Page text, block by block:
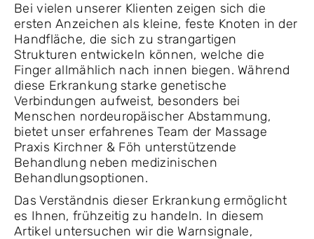
Bei vielen unserer Klienten zeigen sich die
ersten Anzeichen als kleine, feste Knoten in der
Handfläche, die sich zu strangartigen
Strukturen entwickeln können, welche die
Finger allmählich nach innen biegen. Während
diese Erkrankung starke genetische
Verbindungen aufweist, besonders bei
Menschen nordeuropäischer Abstammung,
bietet unser erfahrenes Team der Massage
Praxis Kirchner & Föh unterstützende
Behandlung neben medizinischen
Behandlungsoptionen.
Das Verständnis dieser Erkrankung ermöglicht
es Ihnen, frühzeitig zu handeln. In diesem
Artikel untersuchen wir die Warnsignale,